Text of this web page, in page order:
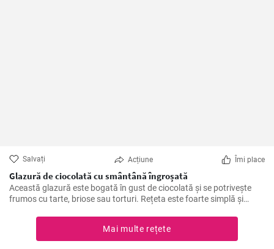
Salvați Acțiune Îmi place
Glazură de ciocolată cu smântână îngroșată
Această glazură este bogată în gust de ciocolată și se potrivește
frumos cu tarte, briose sau torturi. Rețeta este foarte simplă și
Mai multe rețete